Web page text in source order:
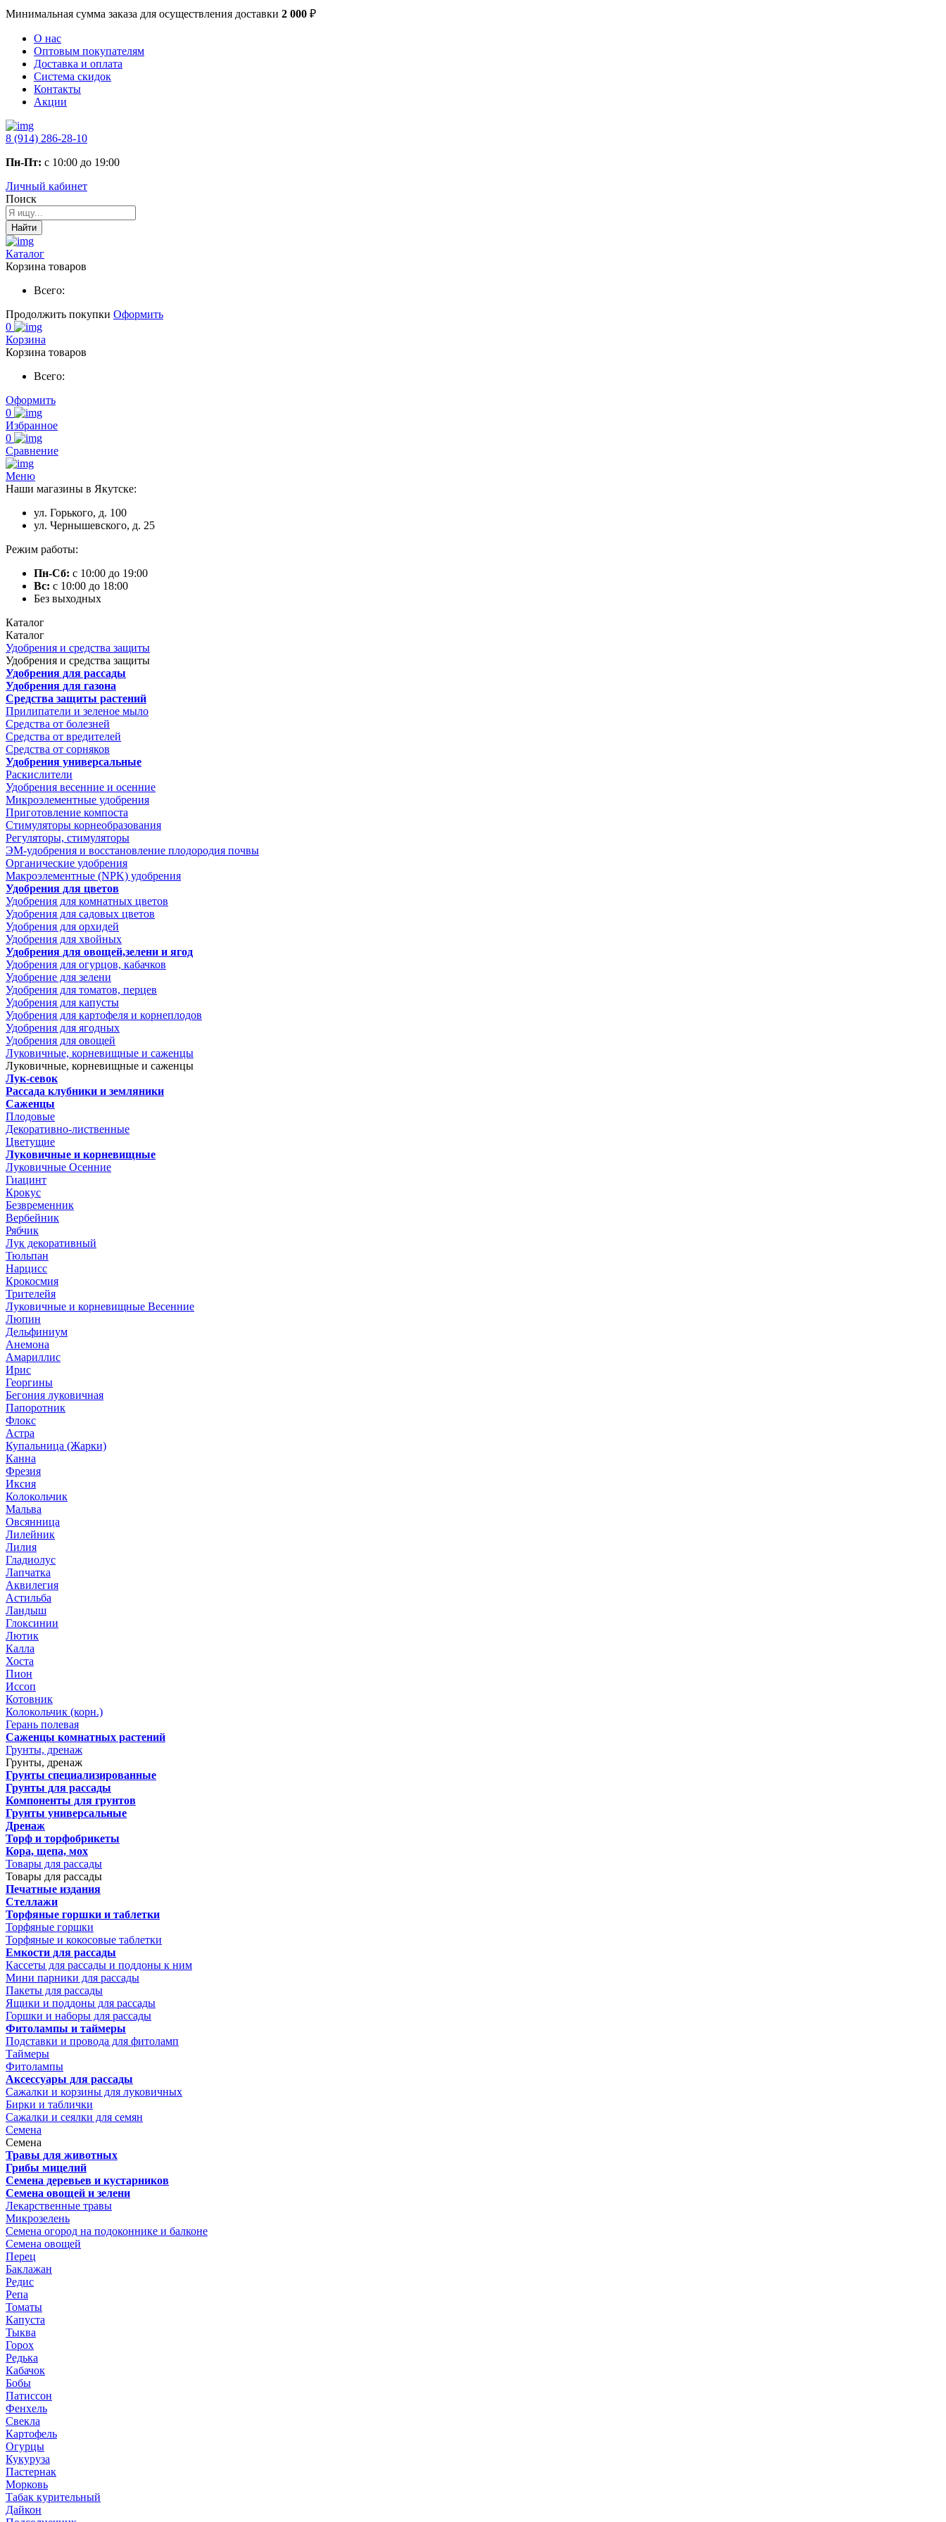
Минимальная сумма заказа для осуществления доставки 2 000 ₽
О нас
Оптовым покупателям
Доставка и оплата
Система скидок
Контакты
Акции
8 (914) 286-28-10
Пн-Пт: с 10:00 до 19:00
Личный кабинет
Поиск
Найти
Каталог
Корзина товаров
Всего:
Продолжить покупки Оформить
0
Корзина
Корзина товаров
Всего:
Оформить
0
Избранное
0
Сравнение
Меню
Наши магазины в Якутске:
ул. Горького, д. 100
ул. Чернышевского, д. 25
Режим работы:
Пн-Сб: с 10:00 до 19:00
Вс: с 10:00 до 18:00
Без выходных
Каталог
Каталог
Удобрения и средства защиты
Удобрения и средства защиты
Удобрения для рассады
Удобрения для газона
Средства защиты растений
Прилипатели и зеленое мыло
Средства от болезней
Средства от вредителей
Средства от сорняков
Удобрения универсальные
Раскислители
Удобрения весенние и осенние
Микроэлементные удобрения
Приготовление компоста
Стимуляторы корнеобразования
Регуляторы, стимуляторы
ЭМ-удобрения и восстановление плодородия почвы
Органические удобрения
Макроэлементные (NPK) удобрения
Удобрения для цветов
Удобрения для комнатных цветов
Удобрения для садовых цветов
Удобрения для орхидей
Удобрения для хвойных
Удобрения для овощей,зелени и ягод
Удобрения для огурцов, кабачков
Удобрение для зелени
Удобрения для томатов, перцев
Удобрения для капусты
Удобрения для картофеля и корнеплодов
Удобрения для ягодных
Удобрения для овощей
Луковичные, корневищные и саженцы
Луковичные, корневищные и саженцы
Лук-севок
Рассада клубники и земляники
Саженцы
Плодовые
Декоративно-лиственные
Цветущие
Луковичные и корневищные
Луковичные Осенние
Гиацинт
Крокус
Безвременник
Вербейник
Рябчик
Лук декоративный
Тюльпан
Нарцисс
Крокосмия
Трителейя
Луковичные и корневищные Весенние
Люпин
Дельфиниум
Анемона
Амариллис
Ирис
Георгины
Бегония луковичная
Папоротник
Флокс
Астра
Купальница (Жарки)
Канна
Фрезия
Иксия
Колокольчик
Мальва
Овсянница
Лилейник
Лилия
Гладиолус
Лапчатка
Аквилегия
Астильба
Ландыш
Глоксинии
Лютик
Калла
Хоста
Пион
Иссоп
Котовник
Колокольчик (корн.)
Герань полевая
Саженцы комнатных растений
Грунты, дренаж
Грунты, дренаж
Грунты специализированные
Грунты для рассады
Компоненты для грунтов
Грунты универсальные
Дренаж
Торф и торфобрикеты
Кора, щепа, мох
Товары для рассады
Товары для рассады
Печатные издания
Стеллажи
Торфяные горшки и таблетки
Торфяные горшки
Торфяные и кокосовые таблетки
Емкости для рассады
Кассеты для рассады и поддоны к ним
Мини парники для рассады
Пакеты для рассады
Ящики и поддоны для рассады
Горшки и наборы для рассады
Фитолампы и таймеры
Подставки и провода для фитоламп
Таймеры
Фитолампы
Аксессуары для рассады
Сажалки и корзины для луковичных
Бирки и таблички
Сажалки и сеялки для семян
Семена
Семена
Травы для животных
Грибы мицелий
Семена деревьев и кустарников
Семена овощей и зелени
Лекарственные травы
Микрозелень
Семена огород на подоконнике и балконе
Семена овощей
Перец
Баклажан
Редис
Репа
Томаты
Капуста
Тыква
Горох
Редька
Кабачок
Бобы
Патиссон
Фенхель
Свекла
Картофель
Огурцы
Кукуруза
Пастернак
Морковь
Табак курительный
Дайкон